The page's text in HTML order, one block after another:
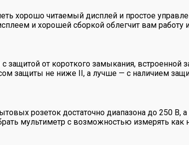
хорошо читаемый дисплей и простое
и хорошей сборкой облегчит вам работу
защитой от короткого замыкания,
защиты не ниже II, а лучше — с наличием
розеток достаточно диапазона до 250
мультиметр с возможностью измерять как